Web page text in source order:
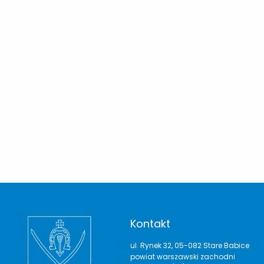
Kontakt
ul. Rynek 32, 05-082 Stare Babice
powiat warszawski zachodni